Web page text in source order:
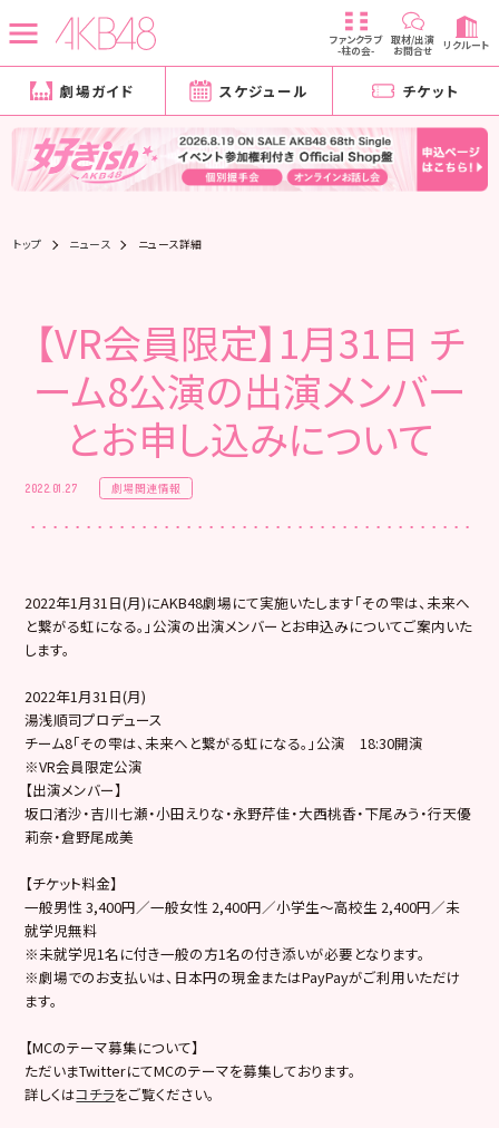
ファンクラブ
-柱の会-
取材/出演
お問合せ リクルート
劇場ガイド スケジュール チケット
トップ ニュース ニュース詳細
【VR会員限定】1月31日 チ
ーム8公演の出演メンバー
とお申し込みについて
2022.01.27 劇場関連情報
2022年1月31日(月)にAKB48劇場にて実施いたします「その雫は、未来へ
と繋がる虹になる。」公演の出演メンバーとお申込みについてご案内いた
します。
2022年1月31日(月)
湯浅順司プロデュース
チーム8「その雫は、未来へと繋がる虹になる。」公演 18:30開演
※VR会員限定公演
【出演メンバー】
坂口渚沙・吉川七瀬・小田えりな・永野芹佳・大西桃香・下尾みう・行天優
莉奈・倉野尾成美
【チケット料金】
一般男性 3,400円／一般女性 2,400円／小学生～高校生 2,400円／未
就学児無料
※未就学児1名に付き一般の方1名の付き添いが必要となります。
※劇場でのお支払いは、日本円の現金またはPayPayがご利用いただけ
ます。
【MCのテーマ募集について】
ただいまTwitterにてMCのテーマを募集しております。
詳しくはコチラをご覧ください。